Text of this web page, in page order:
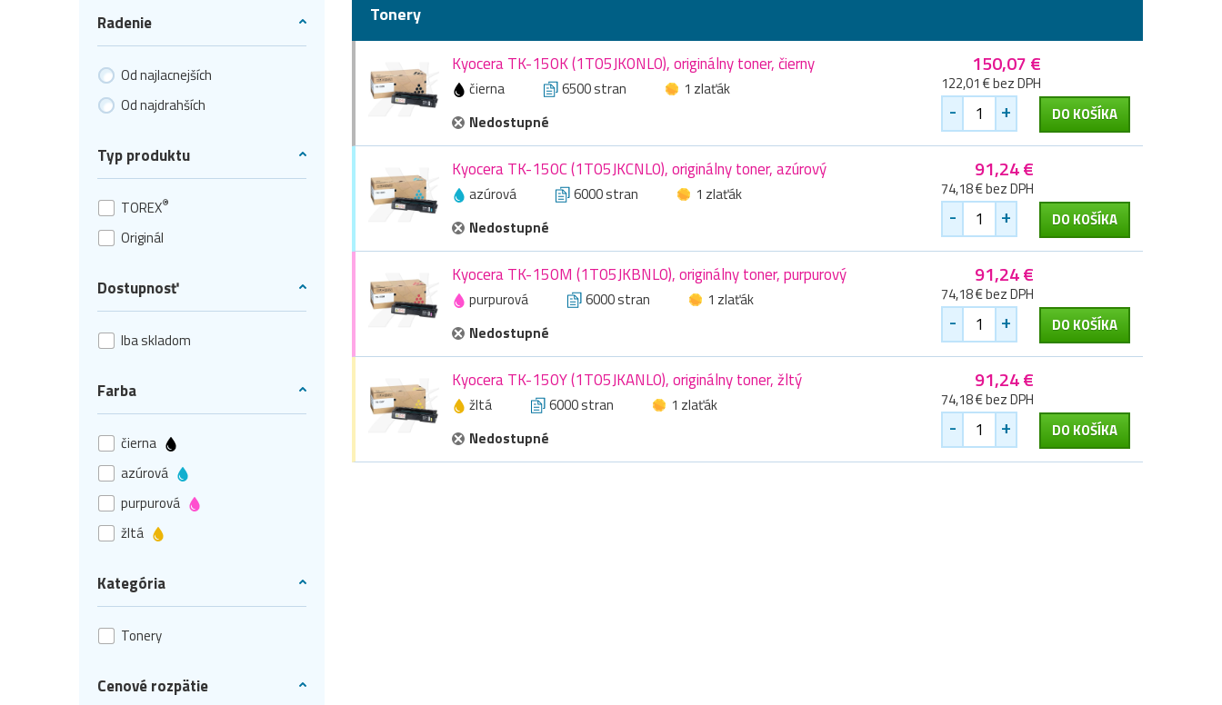
Radenie
Od najlacnejších
Od najdrahších
Typ produktu
TOREX®
Originál
Dostupnosť
Iba skladom
Farba
čierna
azúrová
purpurová
žltá
Kategória
Tonery
Cenové rozpätie
Tonery
Kyocera TK-150K (1T05JK0NL0), originálny toner, čierny
čierna 6500 stran
1 zlaťák
Nedostupné
150,07 €
122,01 € bez DPH
- + DO KOŠÍKA
Kyocera TK-150C (1T05JKCNL0), originálny toner, azúrový
azúrová 6000 stran
1 zlaťák
Nedostupné
91,24 €
74,18 € bez DPH
- + DO KOŠÍKA
Kyocera TK-150M (1T05JKBNL0), originálny toner, purpurový
purpurová 6000 stran
1 zlaťák
Nedostupné
91,24 €
74,18 € bez DPH
- + DO KOŠÍKA
Kyocera TK-150Y (1T05JKANL0), originálny toner, žltý
žltá 6000 stran
1 zlaťák
Nedostupné
91,24 €
74,18 € bez DPH
- + DO KOŠÍKA